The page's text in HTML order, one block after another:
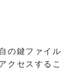
の鍵ファイル
クセスするこ